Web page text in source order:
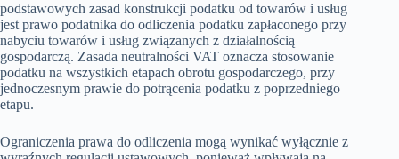
podstawowych zasad konstrukcji podatku od towarów i usług
jest prawo podatnika do odliczenia podatku zapłaconego przy
nabyciu towarów i usług związanych z działalnością
gospodarczą. Zasada neutralności VAT oznacza stosowanie
podatku na wszystkich etapach obrotu gospodarczego, przy
jednoczesnym prawie do potrącenia podatku z poprzedniego
etapu.
Ograniczenia prawa do odliczenia mogą wynikać wyłącznie z